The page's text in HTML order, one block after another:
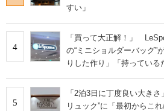
すい」
4
「買って大正解！」
の“ミニショルダーバッグ
りした作り」「持っている
5
「2泊3日に丁度良い大き
リュック”に「最初からこ